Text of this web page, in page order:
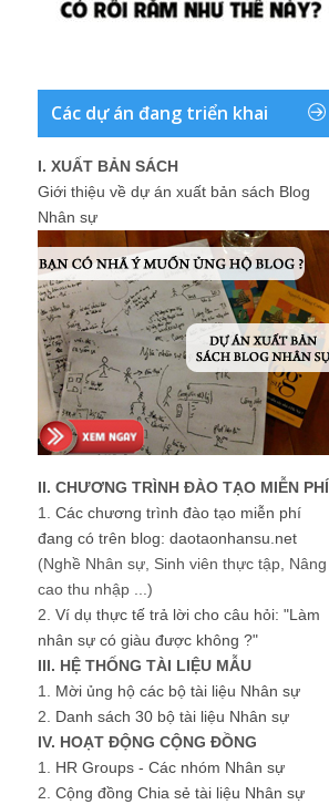
Các dự án đang triển khai
I. XUẤT BẢN SÁCH
Giới thiệu về dự án xuất bản sách Blog
Nhân sự
II. CHƯƠNG TRÌNH ĐÀO TẠO MIỄN PHÍ
1. Các chương trình đào tạo miễn phí
đang có trên blog: daotaonhansu.net
(Nghề Nhân sự, Sinh viên thực tập, Nâng
cao thu nhập ...)
2. Ví dụ thực tế trả lời cho câu hỏi: "Làm
nhân sự có giàu được không ?"
III. HỆ THỐNG TÀI LIỆU MẪU
1. Mời ủng hộ các bộ tài liệu Nhân sự
2. Danh sách 30 bộ tài liệu Nhân sự
IV. HOẠT ĐỘNG CỘNG ĐỒNG
1. HR Groups - Các nhóm Nhân sự
2. Cộng đồng Chia sẻ tài liệu Nhân sự